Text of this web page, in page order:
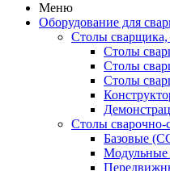
Меню
Оборудование для
Столы
Столы
Столы
Столы
Столы
Базовые